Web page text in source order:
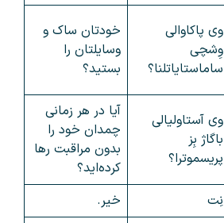
وی پاکاوالی
وِشچی
ساماستایاتلنا؟
خودتان ساک و
وسایلتان را
بستید؟
وی آستاولیالی
باگاژ بِز
پریسموترا؟
آیا در هر زمانی
چمدان خود را
بدون مراقبت رها
کرده‌اید؟
نِت
خیر.